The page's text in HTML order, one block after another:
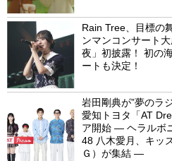
Rain Tree、目標の
ンマンコンサート
夜」初披露！ 初の
ートも決定！
岩田剛典が”夢のラ
愛知トヨタ「AT
ア開始 ― ヘラルボ
48 八木愛月、キッ
Ｇ）が集結 ―